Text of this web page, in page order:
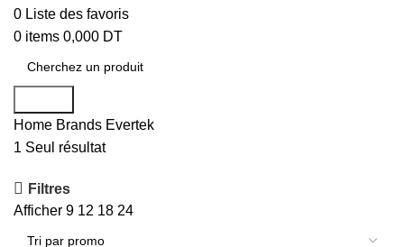
0 Liste des favoris
0 items 0,000 DT
Home Brands Evertek
1 Seul résultat
Filtres
Afficher 9 12 18 24